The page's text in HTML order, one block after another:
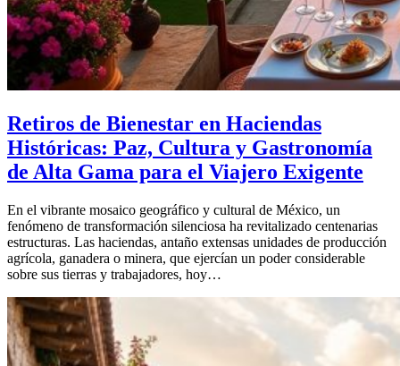
Retiros de Bienestar en Haciendas
Históricas: Paz, Cultura y Gastronomía
de Alta Gama para el Viajero Exigente
En el vibrante mosaico geográfico y cultural de México, un
fenómeno de transformación silenciosa ha revitalizado centenarias
estructuras. Las haciendas, antaño extensas unidades de producción
agrícola, ganadera o minera, que ejercían un poder considerable
sobre sus tierras y trabajadores, hoy…